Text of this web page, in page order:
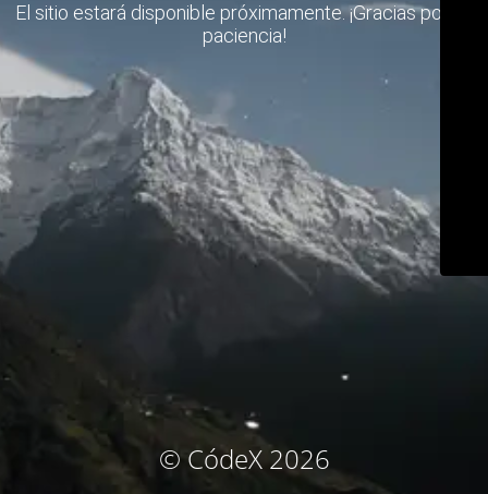
El sitio estará disponible próximamente. ¡Gracias por su
paciencia!
© CódeX 2026